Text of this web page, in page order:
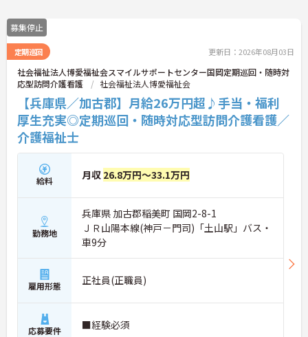
募集停止
定期巡回 更新日：2026年08月03日
社会福祉法人博愛福祉会スマイルサポートセンター国岡定期巡回・随時対
応型訪問介護看護
社会福祉法人博愛福祉会
【兵庫県／加古郡】月給26万円超♪手当・福利
厚生充実◎定期巡回・随時対応型訪問介護看護／
介護福祉士
給料 月収 26.8万円～33.1万円
勤務地
兵庫県 加古郡稲美町 国岡2-8-1
ＪＲ山陽本線(神戸－門司)「土山駅」バス・
車9分
雇用形態 正社員(正職員)
応募要件 ■経験必須